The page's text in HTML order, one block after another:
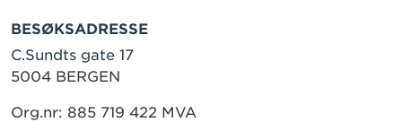
BESØKSADRESSE
C.Sundts gate 17
5004 BERGEN
Org.nr: 885 719 422 MVA